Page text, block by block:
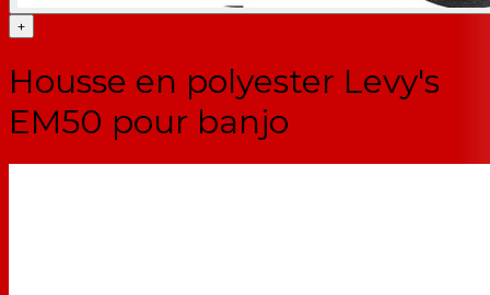
+
Housse en polyester Levy's
EM50 pour banjo